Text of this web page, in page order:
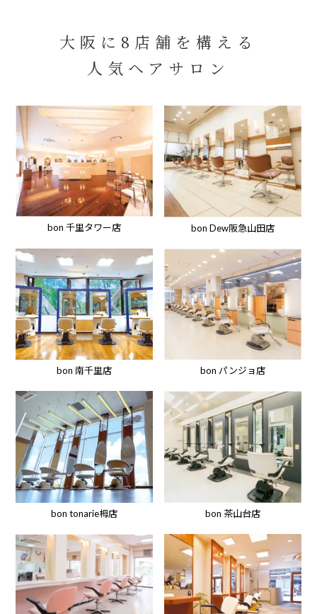
大阪に8店舗を構える
人気ヘアサロン
bon 千里タワー店 bon Dew阪急山田店
bon 南千里店 bon パンジョ店
bon tonarie栂店 bon 茶山台店